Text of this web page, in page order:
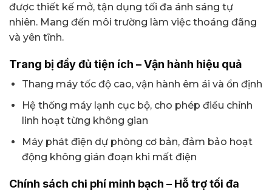
được thiết kế mở, tận dụng tối đa ánh sáng tự
nhiên. Mang đến môi trường làm việc thoáng đãng
và yên tĩnh.
Trang bị đầy đủ tiện ích – Vận hành hiệu quả
Thang máy tốc độ cao, vận hành êm ái và ổn định
Hệ thống máy lạnh cục bộ, cho phép điều chỉnh
linh hoạt từng không gian
Máy phát điện dự phòng cơ bản, đảm bảo hoạt
động không gián đoạn khi mất điện
Chính sách chi phí minh bạch – Hỗ trợ tối đa